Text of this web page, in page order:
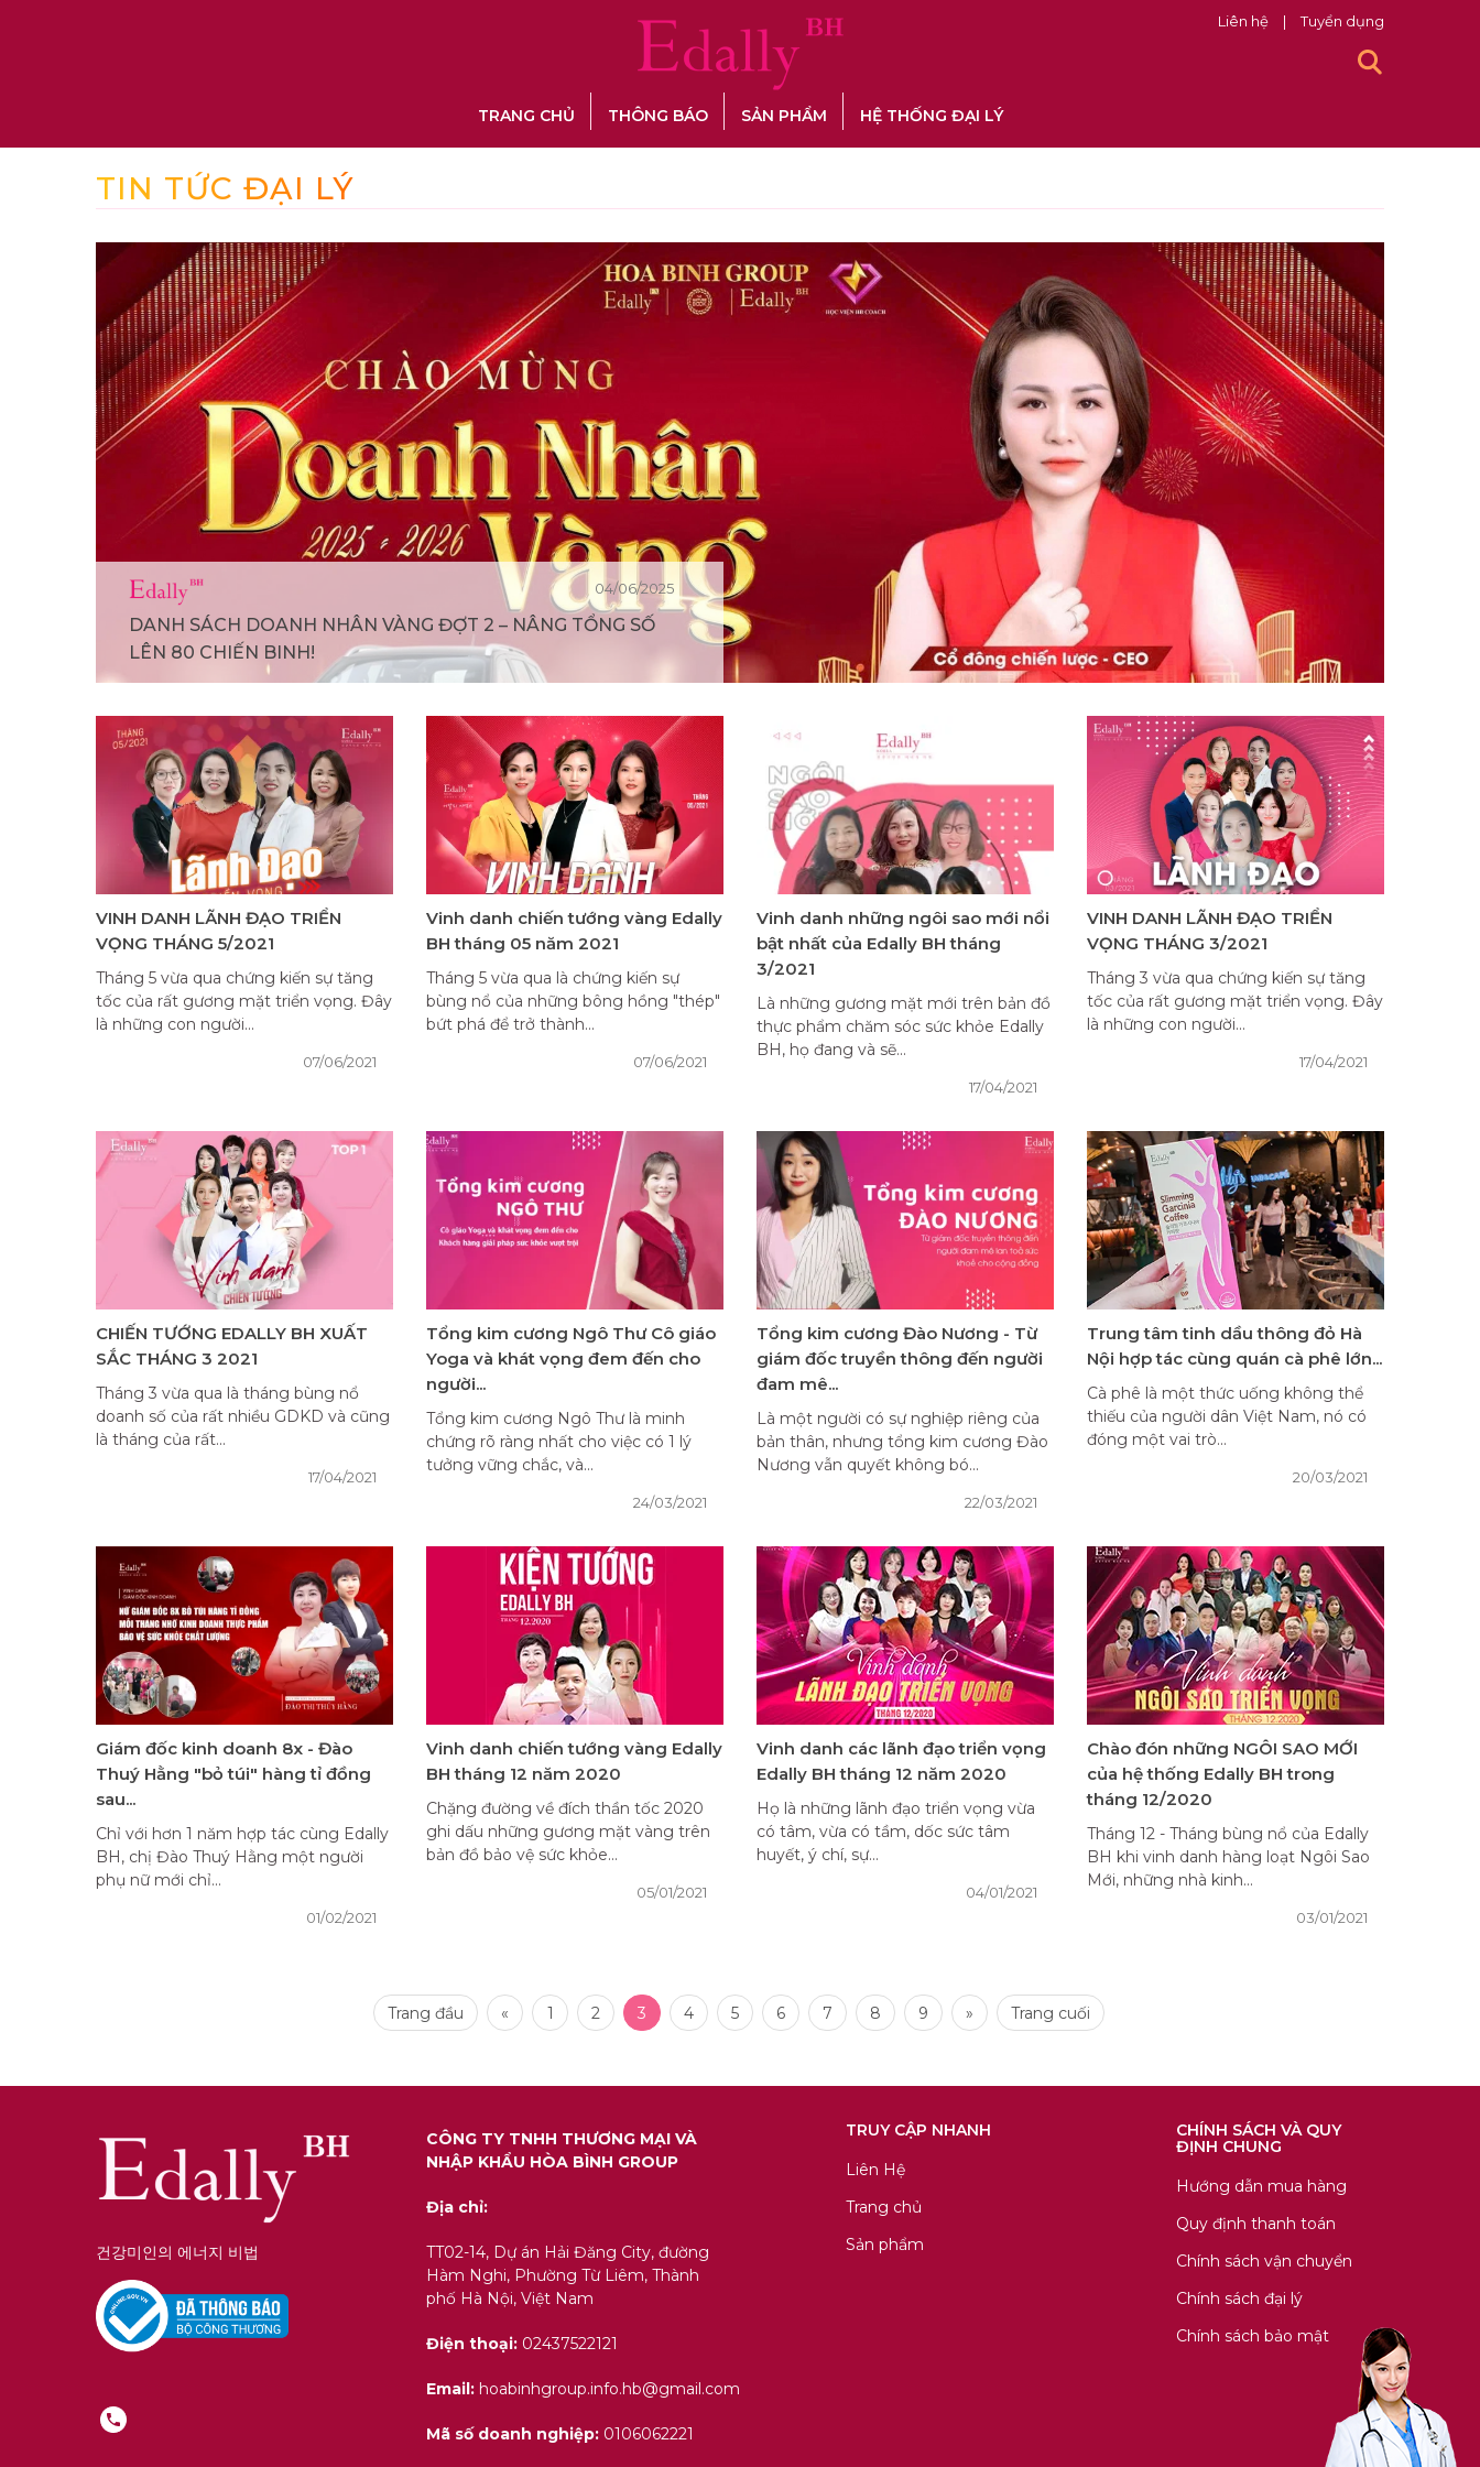
Liên hệ | Tuyển dụng
TRANG CHỦ THÔNG BÁO SẢN PHẨM HỆ THỐNG ĐẠI LÝ
TIN TỨC ĐẠI LÝ
04/06/2025
DANH SÁCH DOANH NHÂN VÀNG ĐỢT 2 – NÂNG TỔNG SỐ
LÊN 80 CHIẾN BINH!
VINH DANH LÃNH ĐẠO TRIỂN
VỌNG THÁNG 5/2021
Tháng 5 vừa qua chứng kiến sự tăng
tốc của rất gương mặt triển vọng. Đây
là những con người...
07/06/2021
Vinh danh chiến tướng vàng Edally
BH tháng 05 năm 2021
Tháng 5 vừa qua là chứng kiến sự
bùng nổ của những bông hồng "thép"
bứt phá để trở thành...
07/06/2021
Vinh danh những ngôi sao mới nổi
bật nhất của Edally BH tháng
3/2021
Là những gương mặt mới trên bản đồ
thực phẩm chăm sóc sức khỏe Edally
BH, họ đang và sẽ...
17/04/2021
VINH DANH LÃNH ĐẠO TRIỂN
VỌNG THÁNG 3/2021
Tháng 3 vừa qua chứng kiến sự tăng
tốc của rất gương mặt triển vọng. Đây
là những con người...
17/04/2021
CHIẾN TƯỚNG EDALLY BH XUẤT
SẮC THÁNG 3 2021
Tháng 3 vừa qua là tháng bùng nổ
doanh số của rất nhiều GDKD và cũng
là tháng của rất...
17/04/2021
Tổng kim cương Ngô Thư Cô giáo
Yoga và khát vọng đem đến cho
người...
Tổng kim cương Ngô Thư là minh
chứng rõ ràng nhất cho việc có 1 lý
tưởng vững chắc, và...
24/03/2021
Tổng kim cương Đào Nương - Từ
giám đốc truyền thông đến người
đam mê...
Là một người có sự nghiệp riêng của
bản thân, nhưng tổng kim cương Đào
Nương vẫn quyết không bó...
22/03/2021
Trung tâm tinh dầu thông đỏ Hà
Nội hợp tác cùng quán cà phê lớn...
Cà phê là một thức uống không thể
thiếu của người dân Việt Nam, nó có
đóng một vai trò...
20/03/2021
Giám đốc kinh doanh 8x - Đào
Thuý Hằng "bỏ túi" hàng tỉ đồng
sau...
Chỉ với hơn 1 năm hợp tác cùng Edally
BH, chị Đào Thuý Hằng một người
phụ nữ mới chỉ...
01/02/2021
Vinh danh chiến tướng vàng Edally
BH tháng 12 năm 2020
Chặng đường về đích thần tốc 2020
ghi dấu những gương mặt vàng trên
bản đồ bảo vệ sức khỏe...
05/01/2021
Vinh danh các lãnh đạo triển vọng
Edally BH tháng 12 năm 2020
Họ là những lãnh đạo triển vọng vừa
có tâm, vừa có tầm, dốc sức tâm
huyết, ý chí, sự...
04/01/2021
Chào đón những NGÔI SAO MỚI
của hệ thống Edally BH trong
tháng 12/2020
Tháng 12 - Tháng bùng nổ của Edally
BH khi vinh danh hàng loạt Ngôi Sao
Mới, những nhà kinh...
03/01/2021
Trang đầu « 1 2 3 4 5 6 7 8 9 » Trang cuối
건강미인의 에너지 비법
CÔNG TY TNHH THƯƠNG MẠI VÀ
NHẬP KHẨU HÒA BÌNH GROUP
Địa chỉ:
TT02-14, Dự án Hải Đăng City, đường
Hàm Nghi, Phường Từ Liêm, Thành
phố Hà Nội, Việt Nam
Điện thoại: 02437522121
Email: hoabinhgroup.info.hb@gmail.com
Mã số doanh nghiệp: 0106062221
TRUY CẬP NHANH
Liên Hệ
Trang chủ
Sản phẩm
CHÍNH SÁCH VÀ QUY
ĐỊNH CHUNG
Hướng dẫn mua hàng
Quy định thanh toán
Chính sách vận chuyển
Chính sách đại lý
Chính sách bảo mật